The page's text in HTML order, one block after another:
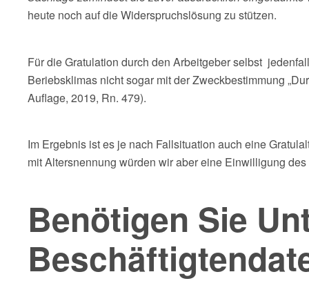
heute noch auf die Widerspruchslösung zu stützen.
Für die Gratulation durch den Arbeitgeber selbst
Beriebsklimas nicht sogar mit der Zweckbestimmung
Auflage, 2019, Rn. 479).
Im Ergebnis ist es je nach Fallsituation auch eine
mit Altersnennung würden wir aber eine Einwilligung
Benötigen Sie